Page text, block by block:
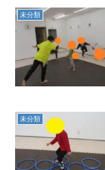
未分類
未分類